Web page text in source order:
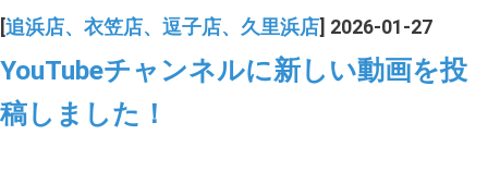
お客さまの声
ギャラリー
追浜店、衣笠店、逗子店、久里浜店 ] 2026-01-27
YouTubeチャンネルに新しい動画を投
稿しました！